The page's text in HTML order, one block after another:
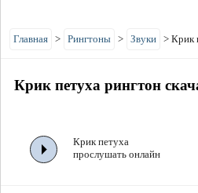
Главная > Рингтоны > Звуки > Крик
Крик петуха рингтон
Крик петуха
прослушать онлайн